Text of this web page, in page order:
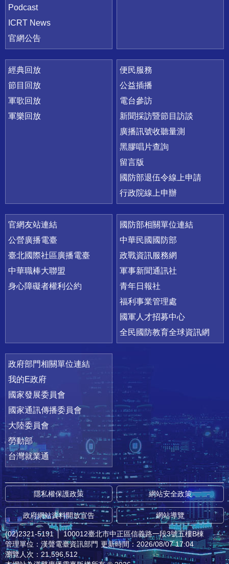
Podcast
ICRT News
官網公告
經典回放
節目回放
軍歌回放
軍樂回放
便民服務
公益插播
電台參訪
新聞採訪暨節目訪談
廣播訊號收聽量測
黑膠唱片查詢
留言版
國防部退伍令線上申請
行政院線上申辦
官網友站連結
公營廣播電臺
臺北國際社區廣播電臺
中華職棒大聯盟
身心障礙者權利公約
國防部相關單位連結
中華民國國防部
政戰資訊服務網
軍事新聞通訊社
青年日報社
福利事業管理處
國軍人才招募中心
全民國防教育全球資訊網
政府部門相關單位連結
我的E政府
國家發展委員會
國家通訊傳播委員會
大陸委員會
勞動部
台灣就業通
隱私權保護政策 網站安全政策
政府網站資料開放宣告 網站導覽
(02)2321-5191 │ 100012臺北市中正區信義路一段3號五樓B棟
管理單位：漢聲電臺資訊部門 更新時間：2026/08/07 17:04
瀏覽人次：21,596,512